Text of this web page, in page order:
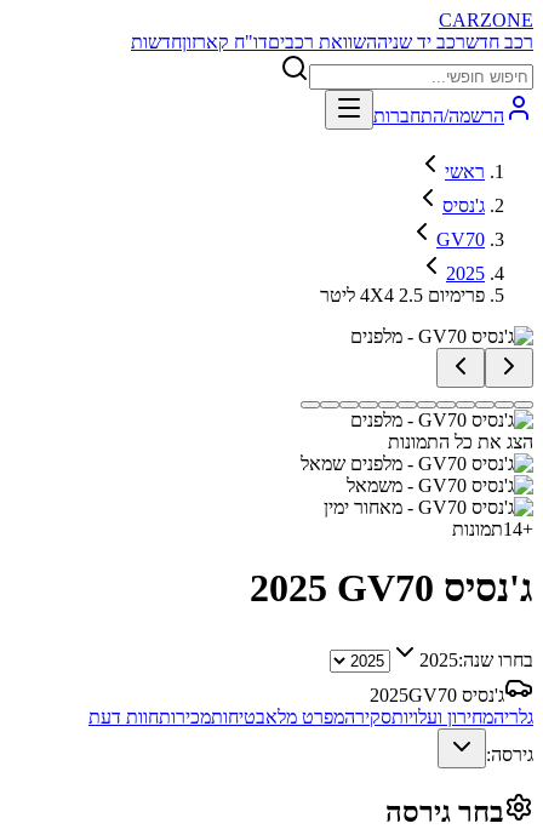
CARZONE
רכב חדשרכב יד שניההשוואת רכביםדו"ח קארזוןחדשות
הרשמה/התחברות
ראשי
ג'נסיס
GV70
2025
פרימיום 4X4 2.5 ליטר
הצג את כל התמונות
+
14תמונות
ג'נסיס GV70 2025
בחרו שנה:2025
ג'נסיס GV70
2025
גלריהמחירון ועלויותסקירהמפרט מלאבטיחותמכירותחוות דעת
גירסה:
בחר גירסה